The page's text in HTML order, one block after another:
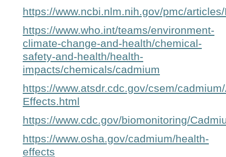
https://www.ncbi.nlm.nih.gov/pmc/
https://www.who.int/teams/environment-
climate-change-and-health/chemical-
safety-and-health/health-
impacts/chemicals/cadmium
https://www.atsdr.cdc.gov/csem/
Effects.html
https://www.cdc.gov/biomonitoring/
https://www.osha.gov/cadmium/health-
effects